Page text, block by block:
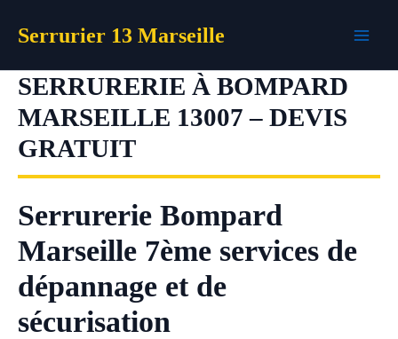
Serrurier 13 Marseille
SERRURERIE À BOMPARD
MARSEILLE 13007 – DEVIS
GRATUIT
Serrurerie Bompard
Marseille 7ème services de
dépannage et de
sécurisation